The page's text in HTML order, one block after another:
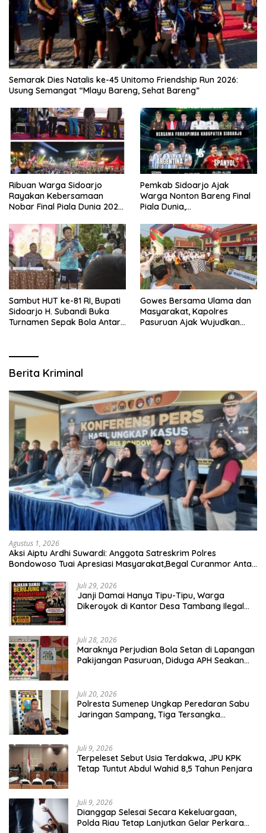
Semarak Dies Natalis ke-45 Unitomo Friendship Run 2026:
Usung Semangat “Mlayu Bareng, Sehat Bareng”
Ribuan Warga Sidoarjo
Rayakan Kebersamaan
Nobar Final Piala Dunia 2026
Forkopimda
Pemkab Sidoarjo Ajak
Warga Nonton Bareng Final
Piala Dunia,
Sambut HUT ke-81 RI, Bupati
Sidoarjo H. Subandi Buka
Turnamen Sepak Bola Antar
Gowes Bersama Ulama dan
Masyarakat, Kapolres
Pasuruan Ajak Wujudkan
Berita Kriminal
Agustus 1, 2026
Aksi Aiptu Ardhi Suwardi: Anggota Satreskrim Polres
Bondowoso Tuai Apresiasi Masyarakat,Begal Curanmor Antar
Juli 29, 2026
Janji Damai Hanya Tipu-Tipu, Warga
Dikeroyok di Kantor Desa Tambang Ilegal
Juli 28, 2026
Maraknya Perjudian Bola Setan di Lapangan
Pakijangan Pasuruan, Diduga APH Seakan
Juli 20, 2026
Polresta Sumenep Ungkap Peredaran Sabu
Jaringan Sampang, Tiga Tersangka
Juli 9, 2026
Terpeleset Sebut Usia Terdakwa, JPU KPK
Tetap Tuntut Abdul Wahid 8,5 Tahun Penjara
Juli 9, 2026
Dianggap Selesai Secara Kekeluargaan,
Polda Riau Tetap Lanjutkan Gelar Perkara